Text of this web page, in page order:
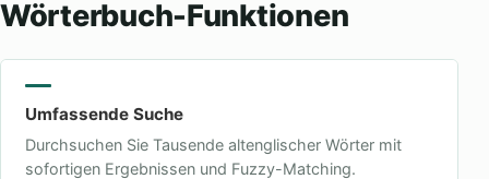
Wörterbuch-Funktionen
Umfassende Suche
Durchsuchen Sie Tausende altenglischer Wörter mit
sofortigen Ergebnissen und Fuzzy-Matching.